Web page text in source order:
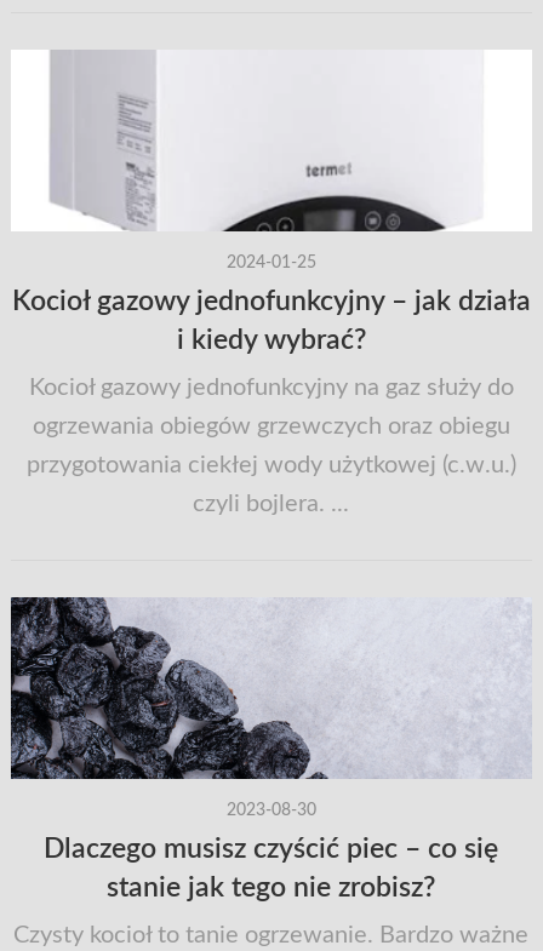
2024-01-25
Kocioł gazowy jednofunkcyjny – jak działa
i kiedy wybrać?
Kocioł gazowy jednofunkcyjny na gaz służy do
ogrzewania obiegów grzewczych oraz obiegu
przygotowania ciekłej wody użytkowej (c.w.u.)
czyli bojlera. ...
2023-08-30
Dlaczego musisz czyścić piec – co się
stanie jak tego nie zrobisz?
Czysty kocioł to tanie ogrzewanie. Bardzo ważne